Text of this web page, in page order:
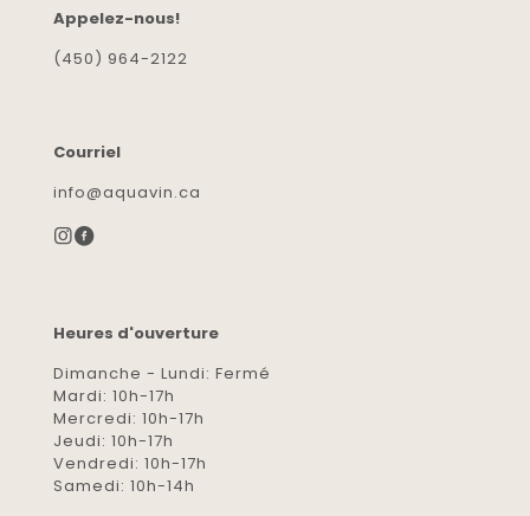
Appelez-nous!
(450) 964-2122
Courriel
info@aquavin.ca
Heures d'ouverture
Dimanche - Lundi: Fermé
Mardi: 10h-17h
Mercredi: 10h-17h
Jeudi: 10h-17h
Vendredi: 10h-17h
Samedi: 10h-14h